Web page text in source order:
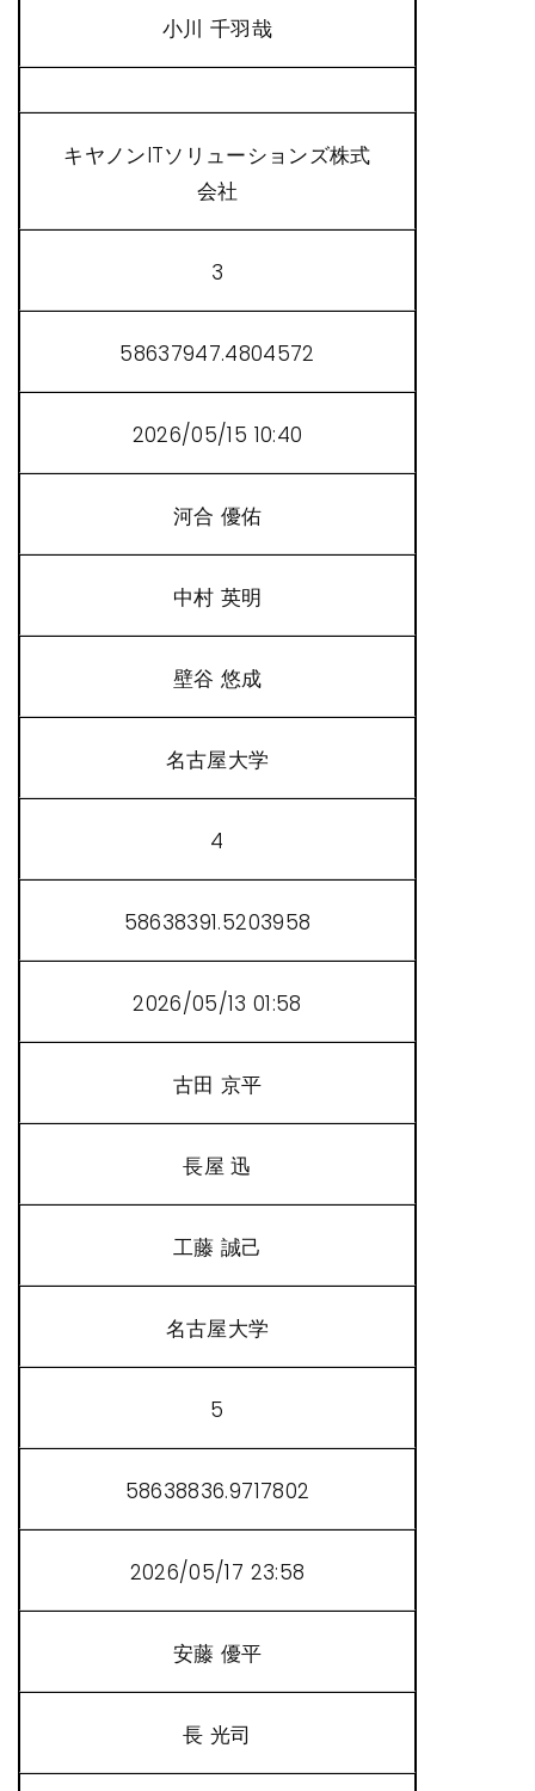
小川 千羽哉
キヤノンITソリューションズ株式
会社
3
58637947.4804572
2026/05/15 10:40
河合 優佑
中村 英明
壁谷 悠成
名古屋大学
4
58638391.5203958
2026/05/13 01:58
古田 京平
長屋 迅
工藤 誠己
名古屋大学
5
58638836.9717802
2026/05/17 23:58
安藤 優平
長 光司